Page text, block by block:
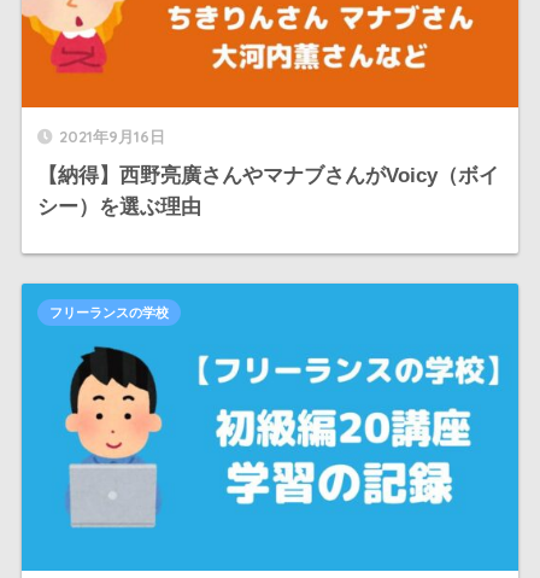
2021年9月16日
【納得】西野亮廣さんやマナブさんがVoicy（ボイ
シー）を選ぶ理由
フリーランスの学校